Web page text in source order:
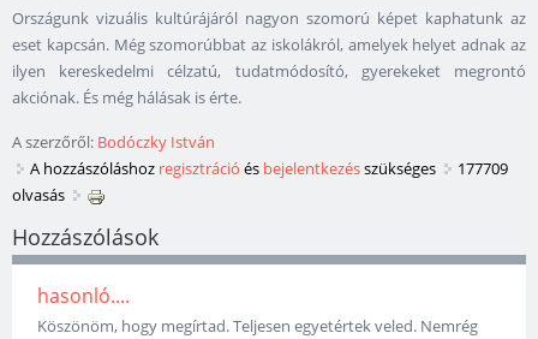
Országunk vizuális kultúrájáról nagyon szomorú képet kaphatunk az
eset kapcsán. Még szomorúbbat az iskolákról, amelyek helyet adnak az
ilyen kereskedelmi célzatú, tudatmódosító, gyerekeket megrontó
akciónak. És még hálásak is érte.
A szerzőről: Bodóczky István
A hozzászóláshoz regisztráció és bejelentkezésszükséges
177709
olvasás
Hozzászólások
hasonló....
Köszönöm, hogy megírtad. Teljesen egyetértek veled. Nemrég